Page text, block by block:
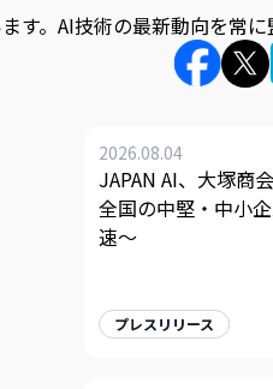
。AI技術の最新動向を
2026.08.04
JAPAN AI、大塚商
全国の中堅・中小
速〜
プレスリリース